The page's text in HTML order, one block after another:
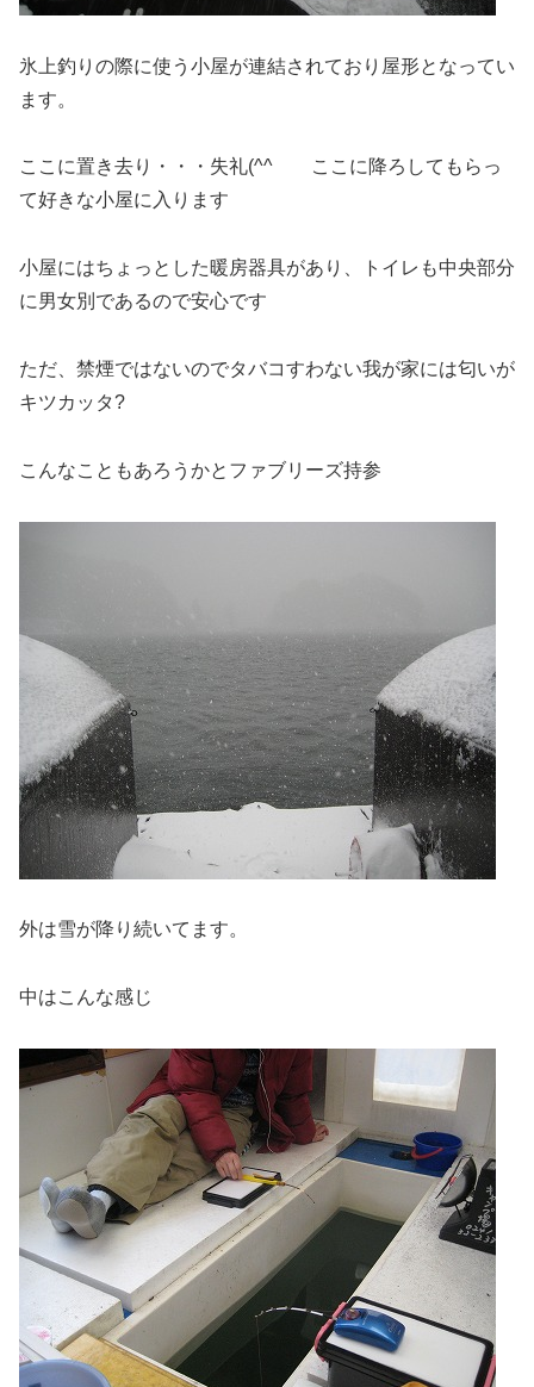
氷上釣りの際に使う小屋が連結されており屋形となってい
ます。
ここに置き去り・・・失礼(^^ゞ ここに降ろしてもらっ
て好きな小屋に入ります
小屋にはちょっとした暖房器具があり、トイレも中央部分
に男女別であるので安心です
ただ、禁煙ではないのでタバコすわない我が家には匂いが
キツカッタ?
こんなこともあろうかとファブリーズ持参
外は雪が降り続いてます。
中はこんな感じ